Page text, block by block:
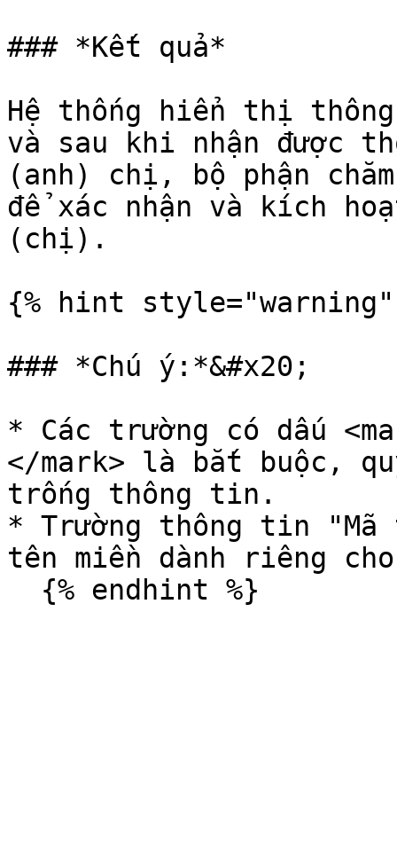
### *Kết quả*
Hệ thống hiển thị
và sau khi nhận được
(anh) chị, bộ phận
để xác nhận và kích
(chị).
{% hint style="warning"
### *Chú ý:*&#x20;
* Các trường có dấu
</mark> là bắt buộc,
trống thông tin.
* Trường thông tin "Mã
tên miền dành riêng